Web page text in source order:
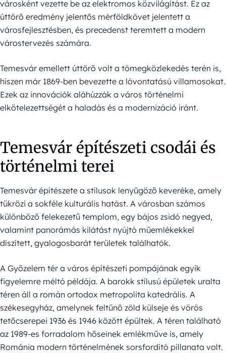
városként vezette be az elektromos közvilágítást. Ez az
úttörő eredmény jelentős mérföldkövet jelentett a
városfejlesztésben, és precedenst teremtett a modern
várostervezés számára.
Temesvár emellett úttörő volt a tömegközlekedés terén is,
hiszen már 1869-ben bevezette a lóvontatású villamosokat.
Ezek az innovációk aláhúzzák a város történelmi
elkötelezettségét a haladás és a modernizáció iránt.
Temesvár építészeti csodái és
történelmi terei
Temesvár építészete a stílusok lenyűgöző keveréke, amely
tükrözi a sokféle kulturális hatást. A városban számos
különböző felekezetű templom, egy bájos zsidó negyed,
valamint panorámás kilátást nyújtó műemlékekkel
díszített, gyalogosbarát területek találhatók.
A Győzelem tér a város építészeti pompájának egyik
figyelemre méltó példája. A barokk stílusú épületek uralta
téren áll a román ortodox metropolita katedrális. A
székesegyház, amelynek feltűnő zöld külseje és vörös
tetőcserepei 1936 és 1946 között épültek. A téren található
az 1989-es forradalom hőseinek emlékműve is, amely
Románia modern történelmének sorsfordító pillanata volt.